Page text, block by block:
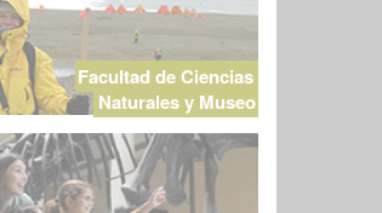
Facultad de Ciencias
Naturales y Museo